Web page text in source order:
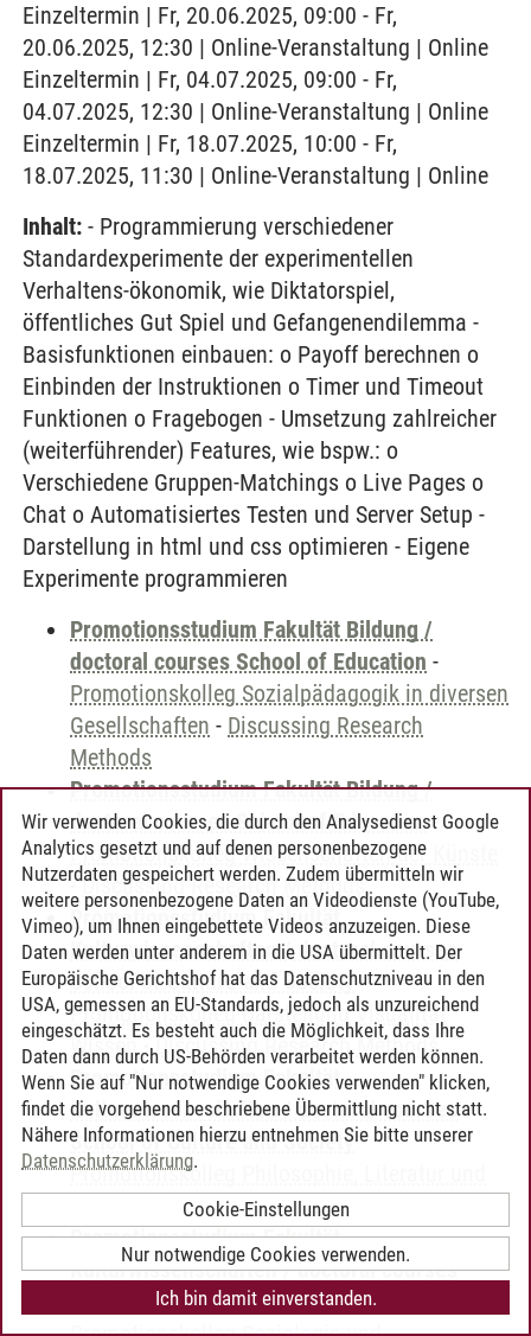
Einzeltermin | Fr, 20.06.2025, 09:00 - Fr,
20.06.2025, 12:30 | Online-Veranstaltung | Online
Einzeltermin | Fr, 04.07.2025, 09:00 - Fr,
04.07.2025, 12:30 | Online-Veranstaltung | Online
Einzeltermin | Fr, 18.07.2025, 10:00 - Fr,
18.07.2025, 11:30 | Online-Veranstaltung | Online
Inhalt: - Programmierung verschiedener
Standardexperimente der experimentellen
Verhaltens-ökonomik, wie Diktatorspiel,
öffentliches Gut Spiel und Gefangenendilemma -
Basisfunktionen einbauen: o Payoff berechnen o
Einbinden der Instruktionen o Timer und Timeout
Funktionen o Fragebogen - Umsetzung zahlreicher
(weiterführender) Features, wie bspw.: o
Verschiedene Gruppen-Matchings o Live Pages o
Chat o Automatisiertes Testen und Server Setup -
Darstellung in html und css optimieren - Eigene
Experimente programmieren
Promotionsstudium Fakultät Bildung /
doctoral courses School of Education -
Promotionskolleg Sozialpädagogik in diversen
Gesellschaften - Discussing Research
Methods
Promotionsstudium Fakultät Bildung /
doctoral courses School of Education-
Promotionskolleg Wissenschaften der Künste
-Discussing Research Methods
Promotionsstudium Fakultät
Kulturwissenschaften / doctoral courses
School of Culture and Society-
Promotionskolleg Darstellung Visualität
Wissen-Discussing Research Methods
Promotionsstudium Fakultät
Kulturwissenschaften / doctoral courses
School of Culture and Society-
Promotionskolleg Philosophie, Literatur und
-Discussing Research Methods
Promotionsstudium Fakultät
Kulturwissenschaften / doctoral courses
School of Culture and Society-
Wir verwenden Cookies, die durch den Analysedienst Google
Analytics gesetzt und auf denen personenbezogene
Nutzerdaten gespeichert werden. Zudem übermitteln wir
weitere personenbezogene Daten an Videodienste (YouTube,
Vimeo), um Ihnen eingebettete Videos anzuzeigen. Diese
Daten werden unter anderem in die USA übermittelt. Der
Europäische Gerichtshof hat das Datenschutzniveau in den
USA, gemessen an EU-Standards, jedoch als unzureichend
eingeschätzt. Es besteht auch die Möglichkeit, dass Ihre
Daten dann durch US-Behörden verarbeitet werden können.
Wenn Sie auf "Nur notwendige Cookies verwenden" klicken,
findet die vorgehend beschriebene Übermittlung nicht statt.
Nähere Informationen hierzu entnehmen Sie bitte unserer
Datenschutzerklärung.
Cookie-Einstellungen
Nur notwendige Cookies verwenden.
Ich bin damit einverstanden.